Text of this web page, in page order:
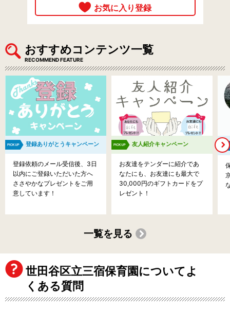
おすすめコンテンツ一覧
RECOMMEND FEATURE
登録ありがとうキャンペーン
登録依頼のメール受信後、3日
以内にご登録いただいた方へ
ささやかなプレゼントをご用
意しています！
友人紹介キャンペーン
お友達をテンダーに紹介であ
なたにも、お友達にも最大で
30,000円のギフトカードをプ
レゼント！
一覧を見る
世田谷区立三宿保育園についてよ
くある質問